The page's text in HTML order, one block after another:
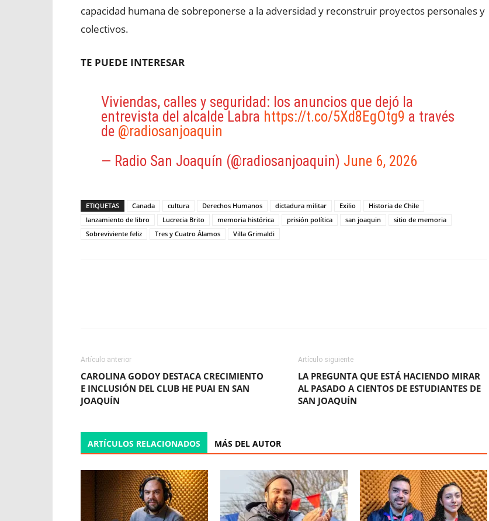
capacidad humana de sobreponerse a la adversidad y reconstruir proyectos personales y
colectivos.
TE PUEDE INTERESAR
Viviendas, calles y seguridad: los anuncios que dejó la
entrevista del alcalde Labra https://t.co/5Xd8EgOtg9 a través
de @radiosanjoaquin
— Radio San Joaquín (@radiosanjoaquin) June 6, 2026
ETIQUETAS Canada cultura Derechos Humanos dictadura militar Exilio
Historia de Chile
lanzamiento de libro
Lucrecia Brito memoria histórica prisión política san joaquin
sitio de memoria
Sobreviviente feliz
Tres y Cuatro Álamos Villa Grimaldi
Artículo anterior
CAROLINA GODOY DESTACA CRECIMIENTO
E INCLUSIÓN DEL CLUB HE PUAI EN SAN
JOAQUÍN
Artículo siguiente
LA PREGUNTA QUE ESTÁ HACIENDO MIRAR
AL PASADO A CIENTOS DE ESTUDIANTES DE
SAN JOAQUÍN
ARTÍCULOS RELACIONADOS MÁS DEL AUTOR